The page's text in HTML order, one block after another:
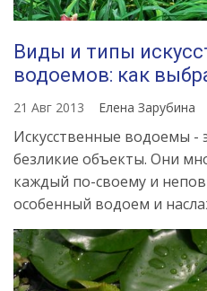
Виды и типы
водоемов: как
21 Авг 2013 Елена Зарубина
Искусственные водоемы -
безликие объекты. Они
каждый по-своему и
особенный водоем и